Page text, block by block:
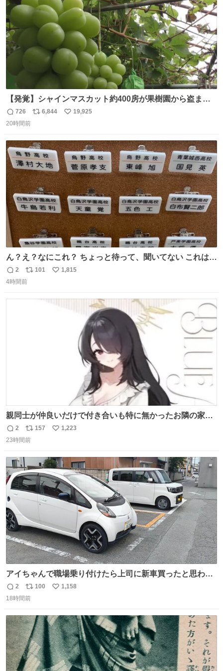
【発覚】シャインマスカット約400房が果樹園から盗まれ
る 栃木・佐野市 news.livedoor.com/article/detail… 被害
に遭った果樹園には防犯カメラなどはなく、シャインマス
今年に入って同様の被害は確認されておらず、警察はパト
ロールを強化する。
返
信
726
リ
ト
数
6,844
い
数
19,925
20時間前
ん？え？なにこれ？ ちょっと待って、聞いてない これは販
売されているのもですか？
返
信
2
リ
ポ
101
い
数
1,815
4時間前
親同士が仲良いだけで付き合いも特に無かったお隣の家に
自分とこの親が外せない用事があるからと半ば強制的に預
けられて空き部屋が無いからたまに見かけるけどロクに会
る恐る部屋の扉を開けた先にこの光景が待ってた時の少年
の反応を答えよ
返
信
2
リ
ポ
ト
数
157
い
数
1,223
23時間前
アイちゃんで職場乗り付けたら上司に新車買ったと思われ
たの嬉しすぎる。 20年落ちの車もやりようによっては新車
っぽく見えるってことよ。 令和の車の横に並べても違和感
返
信
2
リ
ポ
ト
数
100
い
数
1,158
18時間前